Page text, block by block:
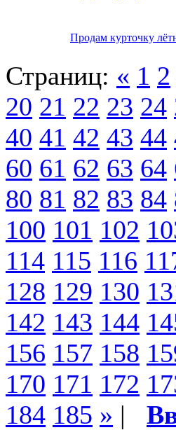
Продам курточку
Страниц: « 1 2
20 21 22 23 24
40 41 42 43 44
60 61 62 63 64
80 81 82 83 84
100 101 102
114 115 116
128 129 130
142 143 144
156 157 158
170 171 172
184 185 » |